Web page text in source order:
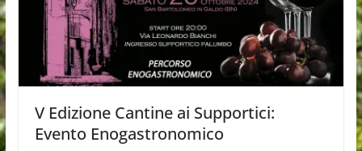
V Edizione Cantine ai Supportici:
Evento Enogastronomico